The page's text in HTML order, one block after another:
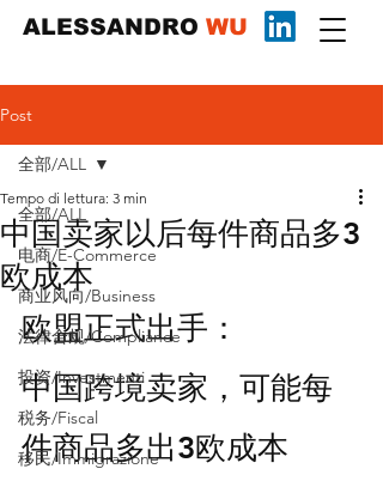
ALESSANDRO WU
Post
全部/ALL
电商/E-Commerce
商业风向/Business
法律合规/Compliance
投资/Investmenti
税务/Fiscal
移民/Immigrazione
全部/ALL
中国卖家以后每件商品多3
欧成本
Tempo di lettura: 3 min
欧盟正式出手：
中国跨境卖家，可能每
件商品多出3欧成本